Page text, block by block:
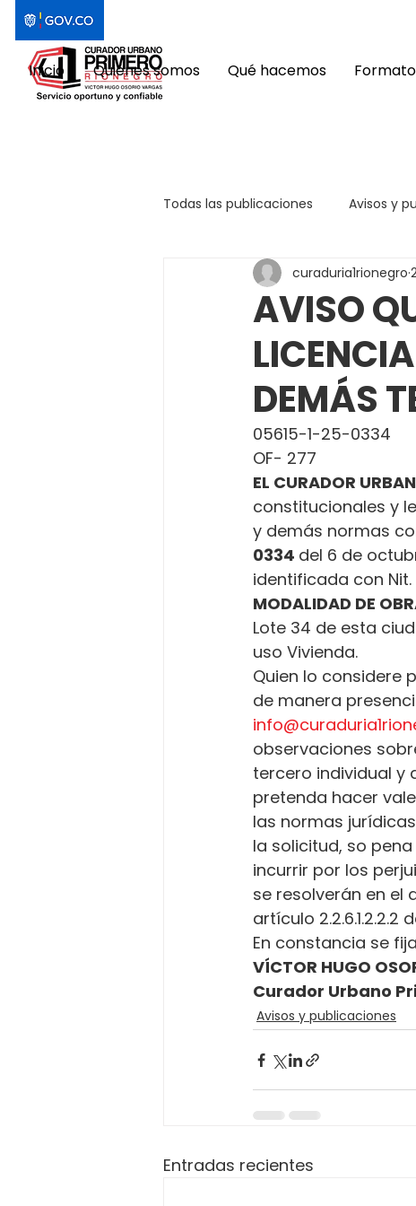
Inicio Quiénes somos Qué hacemos
Todas las publicaciones Avisos y
AVISO
DEMÁS
curaduria1rionegro
05615-1-25-0334
OF- 277
EL CURADOR
constitucionales y
y demás normas
0334 del 6 de
identificada con Nit.
MODALIDAD DE
Lote 34 de esta
uso Vivienda.
Quien lo considere
de manera
observaciones
tercero individual y
pretenda hacer
las normas
la solicitud, so
incurrir por los
se resolverán en el
artículo 2.2.6.1.2.2.2
En constancia se
VÍCTOR HUGO
Curador Urbano
Avisos y publicaciones
Entradas recientes